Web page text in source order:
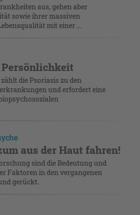
aus, gehen aber
sowie ihrer massiven
mit einer ...
die Psoriasis zu den
und erfordert eine
aus der Haut fahren!
sind die Bedeutung und
Faktoren in den vergangenen
gerückt.